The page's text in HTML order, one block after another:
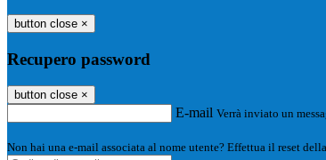
button close ×
Recupero password
button close ×
E-mail Verrà inviato un
Non hai una e-mail associata al nome utente? Effettua il reset